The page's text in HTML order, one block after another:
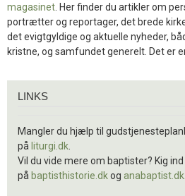
magasinet . Her finder du artikler om
portrætter og reportager, det brede
det evigtgyldige og aktuelle nyheder,
kristne, og samfundet generelt. Det er
LINKS
Mangler du hjælp til
på liturgi.dk
Vil du vide mere om baptister? Kig ind
på baptisthistorie.dkog anabaptist.dk